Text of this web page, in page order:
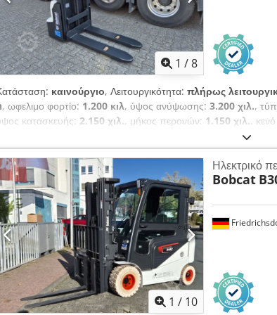
1 /8
καινούργιο, Λειτουργικότητα: πλήρως
, ωφελιμο φορτίο: 1.200 κιλ, ύψος ανύψωσης: 3.200 χιλ.,
κατασκευής: 2.150 χιλ., μήκος περονών: 1.150 χιλ.,
, πλάτος κατασκευής:800
φόρτωσης: 600 mm Πλάτος περονών: 180 mm Πάχος
Κατάσταση: Νέα συσκευή Τεχνική κατάσταση: Νέα Τύπος
80 - 100% Τύπος πίσω ελαστικών: Πολυουρεθάνη
24V Χωρητικότητα μπαταρίας: 60Ah Τύπος
Κατάσταση μπαταρίας: 80 - 100% Dcsdpfx Aoy Uz
24 V
1 / 10
Ηλεκτρικό
Bobcat